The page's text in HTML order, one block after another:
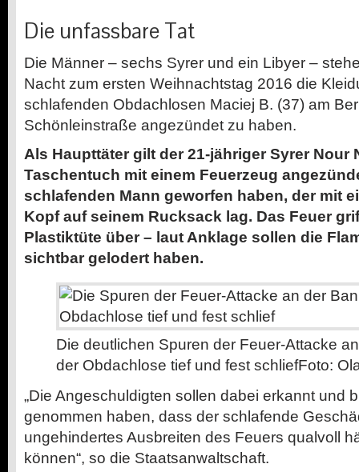
Die unfassbare Tat
Die Männer – sechs Syrer und ein Libyer –
Nacht zum ersten Weihnachtstag 2016 die
schlafenden Obdachlosen Maciej B. (37) am
Schönleinstraße angezündet zu haben.
Als Haupttäter gilt der 21-jähriger Syrer Nour
Taschentuch mit einem Feuerzeug
schlafenden Mann geworfen haben, der mit
Kopf auf seinem Rucksack lag. Das Feuer
Plastiktüte über – laut Anklage sollen die
sichtbar gelodert haben.
Die deutlichen Spuren der Feuer-Attacke
der Obdachlose tief und fest schliefFoto:
„Die Angeschuldigten sollen dabei erkannt und
genommen haben, dass der schlafende
ungehindertes Ausbreiten des Feuers qualvoll
können“, so die Staatsanwaltschaft.